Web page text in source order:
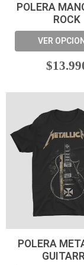
POLERA
ROCK
VER
POLERA